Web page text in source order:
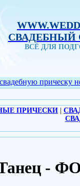
СВАДЕБНЫЙ
ВСЁ ДЛЯ
прическу
ПРИЧЕСКИ
-